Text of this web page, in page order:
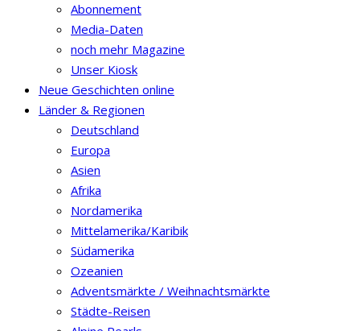
Abonnement
Media-Daten
noch mehr Magazine
Unser Kiosk
Neue Geschichten online
Länder & Regionen
Deutschland
Europa
Asien
Afrika
Nordamerika
Mittelamerika/Karibik
Südamerika
Ozeanien
Adventsmärkte / Weihnachtsmärkte
Städte-Reisen